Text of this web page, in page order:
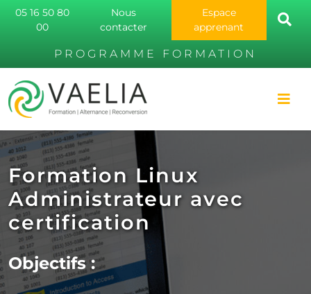
05 16 50 80
00
Nous
contacter
Espace
apprenant
PROGRAMME FORMATION
Formation Linux
Administrateur avec
certification
Objectifs :